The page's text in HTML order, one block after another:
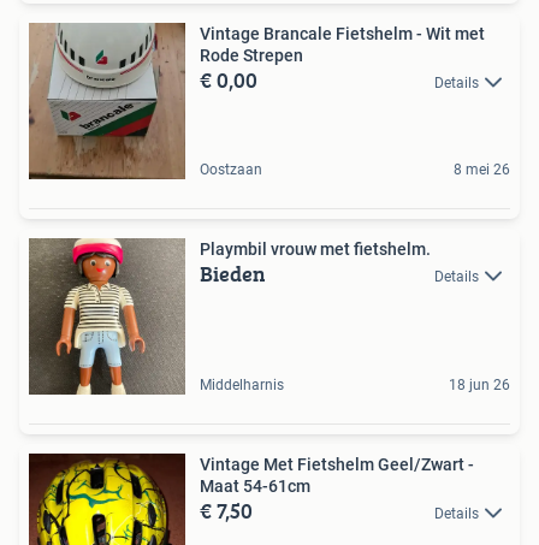
Vintage Brancale Fietshelm - Wit met
Rode Strepen
€ 0,00 Details
Oostzaan 8 mei 26
Playmbil vrouw met fietshelm.
Bieden Details
Middelharnis 18 jun 26
Vintage Met Fietshelm Geel/Zwart -
Maat 54-61cm
€ 7,50 Details